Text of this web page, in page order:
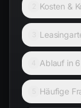
Kosten &
Ablauf in
Häufige